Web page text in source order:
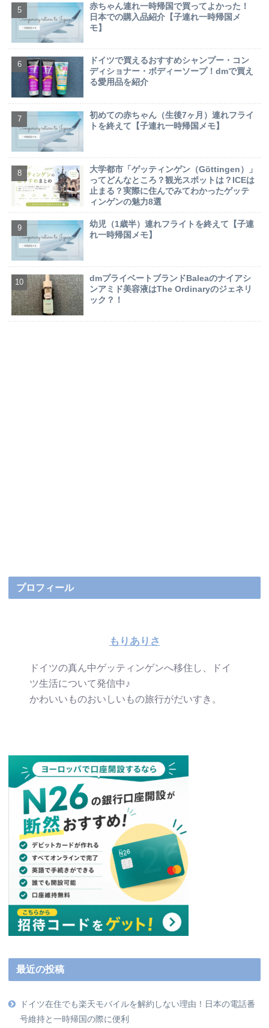
赤ちゃん連れ一時帰国で買ってよかった！
日本での購入品紹介【子連れ一時帰国メ
モ】
ドイツで買えるおすすめシャンプー・コン
ディショナー・ボディーソープ！dmで買え
る愛用品を紹介
初めての赤ちゃん（生後7ヶ月）連れフライ
トを終えて【子連れ一時帰国メモ】
大学都市「ゲッティンゲン（Göttingen）」
ってどんなところ？観光スポットは？ICEは
止まる？実際に住んでみてわかったゲッテ
ィンゲンの魅力8選
幼児（1歳半）連れフライトを終えて【子連
れ一時帰国メモ】
dmプライベートブランドBaleaのナイアシ
ンアミド美容液はThe Ordinaryのジェネリ
ック？！
プロフィール
もりありさ
ドイツの真ん中ゲッティンゲンへ移住し、ドイ
ツ生活について発信中♪
かわいいものおいしいもの旅行がだいすき。
最近の投稿
ドイツ在住でも楽天モバイルを解約しない理由！日本の電話番
号維持と一時帰国の際に便利